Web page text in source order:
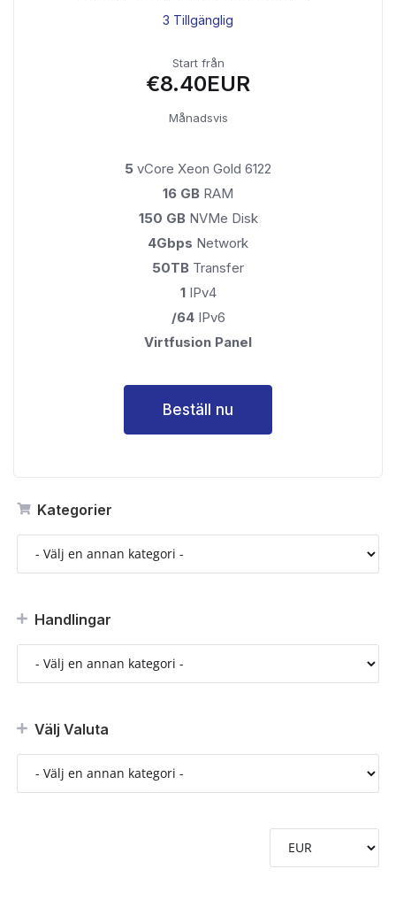
Kategorier
Handlingar
Välj Valuta
3 Tillgänglig
Start från
€8.40EUR
Månadsvis
5 vCore Xeon Gold 6122
16 GB RAM
150 GBNVMe Disk
4Gbps Network
50TB Transfer
1IPv4
/64IPv6
Virtfusion Panel
Beställ nu